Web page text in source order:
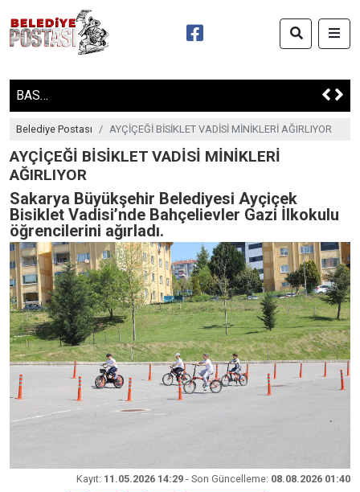
Belediye Postası AYÇİÇEĞİ BİSİKLET VADİSİ MİNİKLERİ AĞIRLIYOR
AYÇİÇEĞİ BİSİKLET VADİSİ MİNİKLERİ
AĞIRLIYOR
Sakarya Büyükşehir Belediyesi Ayçiçek
Bisiklet Vadisi’nde Bahçelievler Gazi İlkokulu
öğrencilerini ağırladı.
Kayıt: 11.05.2026 14:29 - Son Güncelleme: 08.08.2026 01:40